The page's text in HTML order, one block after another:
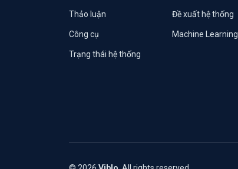
Thảo luận Đề xuất hệ thống
Công cụ Machine Learning
Trạng thái hệ thống